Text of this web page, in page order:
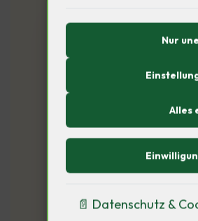
Diversifikation
welche
Totalverlustrisiko
Nur
Alles
📄 Datenschutz &